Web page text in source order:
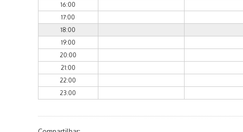
16:00
17:00
18:00
19:00
20:00
21:00
22:00
23:00